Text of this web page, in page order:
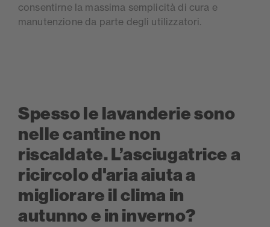
consentirne la massima semplicità di cura e
manutenzione da parte degli utilizzatori.
Spesso le lavanderie sono
nelle cantine non
riscaldate. L’asciugatrice a
ricircolo d'aria aiuta a
migliorare il clima in
autunno e in inverno?